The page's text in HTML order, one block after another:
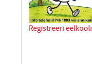
Registreeri eelkooli